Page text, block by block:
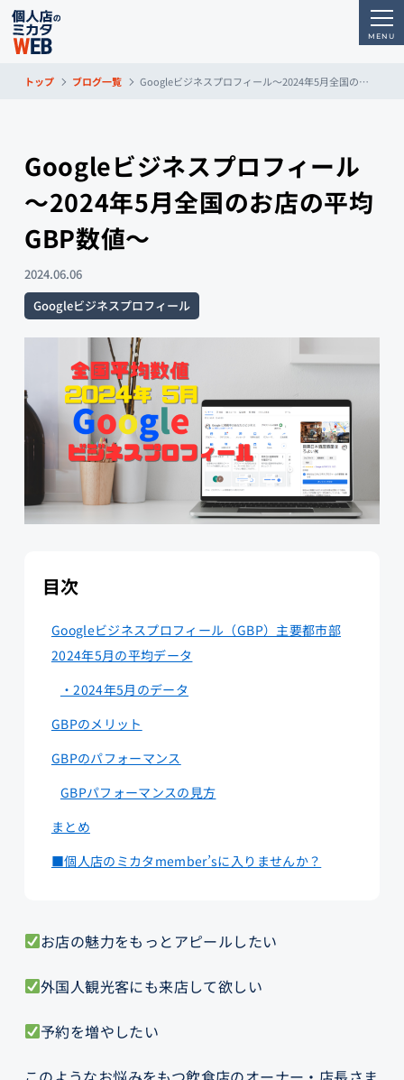
トップ ブログ一覧 Googleビジネスプロフィール～2024年5月全国のお店の平均GBP数値～
Googleビジネスプロフィール
～2024年5月全国のお店の平均
GBP数値～
2024.06.06
Googleビジネスプロフィール
目次
Googleビジネスプロフィール（GBP）主要都市部
2024年5月の平均データ
・2024年5月のデータ
GBPのメリット
GBPのパフォーマンス
GBPパフォーマンスの見方
まとめ
■個人店のミカタmember’sに入りませんか？
お店の魅力をもっとアピールしたい
外国人観光客にも来店して欲しい
予約を増やしたい